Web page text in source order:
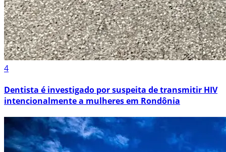
4
Dentista é investigado por suspeita de transmitir HIV
intencionalmente a mulheres em Rondônia